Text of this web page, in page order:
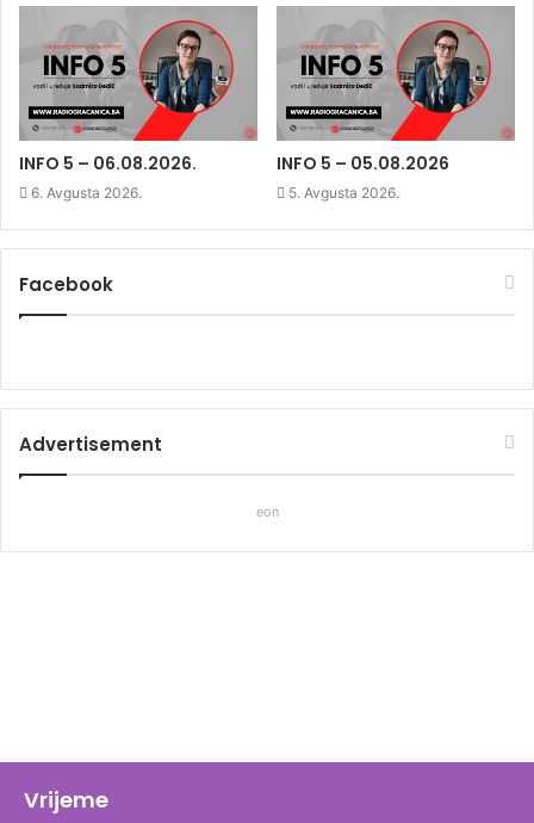
n
n
e
w
w
i
n
d
o
w
)
n
e
w
w
i
n
o
w
)
n
n
e
w
w
i
n
d
w
)
)
INFO 5 – 06.08.2026.
6. Avgusta 2026.
INFO 5 – 05.08.2026
5. Avgusta 2026.
Facebook
Advertisement
eon
Vrijeme